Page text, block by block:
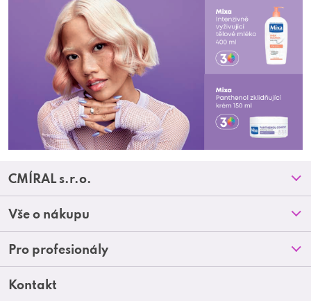
Z
á
p
a
CMÍRAL s.r.o.
Prodejny
O nás
Blog
Kontakt
Vše o nákupu
Doprava a platba
Obchodní podmínky
Reklamace a vrácení zboží
Pro profesionály
Akční letáky
Kontakt